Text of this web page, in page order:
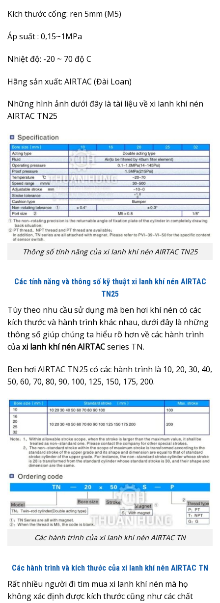
Kích thước cổng: ren 5mm (M5)
Áp suất : 0,15~1MPa
Nhiệt độ: -20 ~ 70 độ C
Hãng sản xuất: AIRTAC (Đài Loan)
Những hình ảnh dưới đây là tài liệu về xi lanh khí nén
AIRTAC TN25
Thông số tính năng của xi lanh khí nén AIRTAC TN25
Các tính năng và thông số kỹ thuật xi lanh khí nén AIRTAC
TN25
Tùy theo nhu cầu sử dụng mà ben hơi khí nén có các
kích thước và hành trình khác nhau, dưới đây là những
thông số giúp chúng ta hiểu rõ hơn về các hành trình
của xi lanh khí nén AIRTACseries TN.
Ben hơi AIRTAC TN25 có các hành trình là 10, 20, 30, 40,
50, 60, 70, 80, 90, 100, 125, 150, 175, 200.
Các hành trình của xi lanh khí nén AIRTAC TN
Các hành trình và kích thước của xi lanh khí nén AIRTAC TN
Rất nhiều người đi tìm mua xi lanh khí nén mà họ
không xác định được kích thước cũng như các chất